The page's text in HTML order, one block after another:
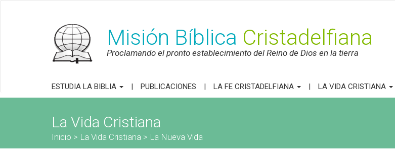
Misión Bíblica Cristadelfiana
Proclamando el pronto establecimiento del Reino de Dios en la tierra
ESTUDIA LA BIBLIA PUBLICACIONES LA FE CRISTADELFIANA LA VIDA CRISTIANA
La Vida Cristiana
Inicio > La Vida Cristiana > La Nueva Vida